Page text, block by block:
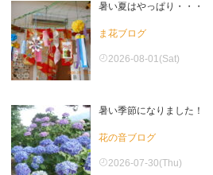
暑い夏はやっぱり・・・
ま花ブログ
2026-08-01(Sat)
暑い季節になりました！
花の音ブログ
2026-07-30(Thu)